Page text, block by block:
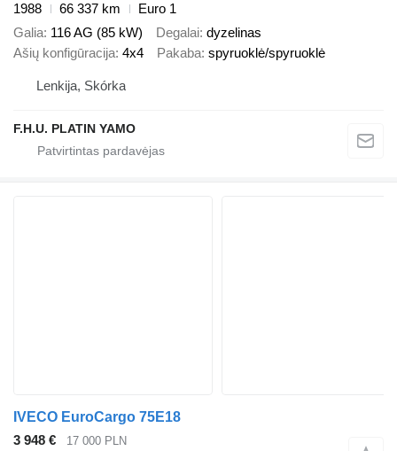
1988
66 337 km
Euro 1
Galia 116 AG (85 kW) Degalai dyzelinas
Ašių konfigūracija 4x4 Pakaba spyruoklė/spyruoklė
Lenkija, Skórka
F.H.U. PLATIN YAMO
IVECO EuroCargo 75E18
3 948 €
17 000 PLN